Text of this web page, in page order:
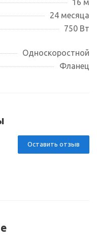
16 м
24 месяца
750 Вт
Односкоростной
Фланец
Оставить отзыв